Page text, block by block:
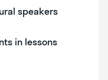
speakers
in lessons